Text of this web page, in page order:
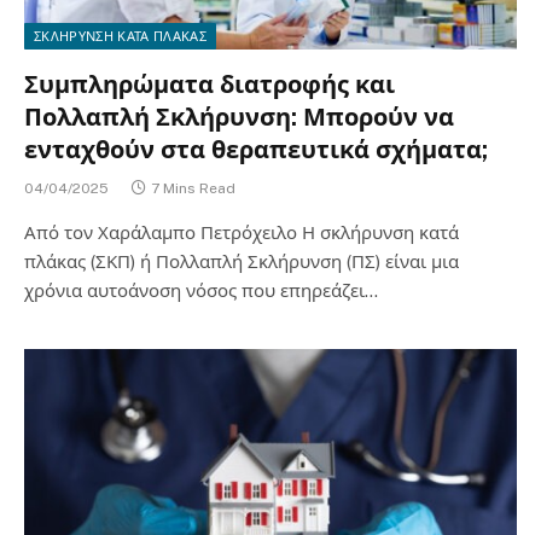
ΣΚΛΗΡΥΝΣΗ ΚΑΤΑ ΠΛΑΚΑΣ
Συμπληρώματα διατροφής και
Πολλαπλή Σκλήρυνση: Μπορούν να
ενταχθούν στα θεραπευτικά σχήματα;
04/04/2025 7 Mins Read
Από τον Χαράλαμπο Πετρόχειλο Η σκλήρυνση κατά
πλάκας (ΣΚΠ) ή Πολλαπλή Σκλήρυνση (ΠΣ) είναι μια
χρόνια αυτοάνοση νόσος που επηρεάζει…